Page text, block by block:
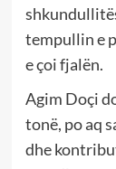
tempullin e
e çoi fjalën.
Agim Doçi
tonë, po aq
dhe